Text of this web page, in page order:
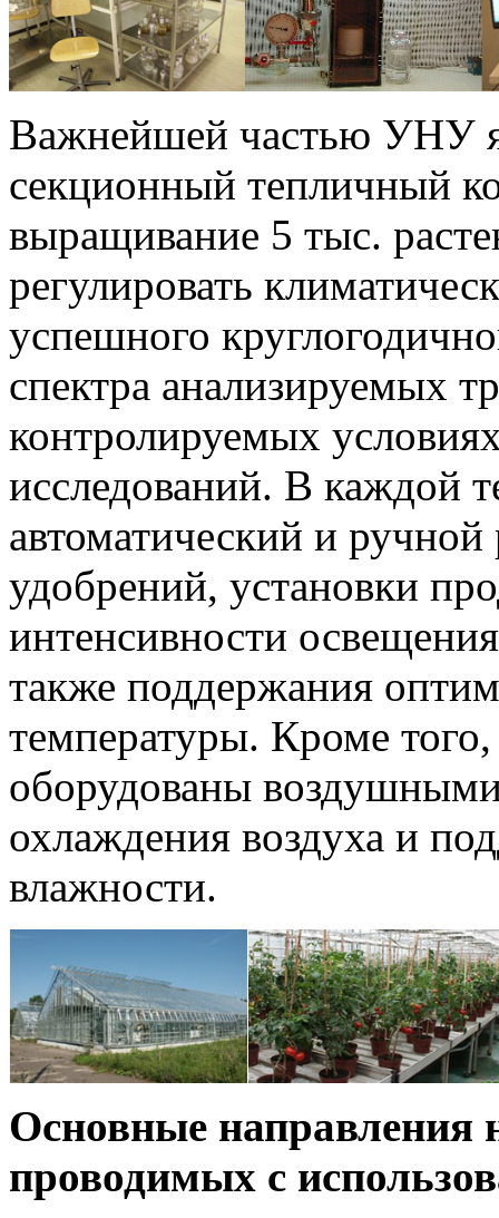
Важнейшей частью УНУ
секционный тепличный
выращивание 5 тыс.
регулировать
успешного
спектра анализируемых
контролируемых
исследований. В каждой
автоматический и
удобрений, установки
интенсивности
также поддержания
температуры. Кроме
оборудованы
охлаждения воздуха и
влажности.
Основные направления
проводимых с